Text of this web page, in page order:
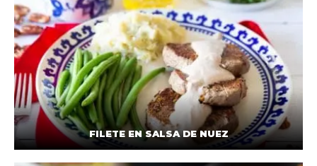
FILETE EN SALSA DE NUEZ